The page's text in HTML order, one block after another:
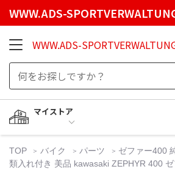
WWW.ADS-
WWW.ADS-
マイストア
TOP バイク パーツ
ゼファー400
類入れ付き 美品 kawasaki ZEPHYR 400